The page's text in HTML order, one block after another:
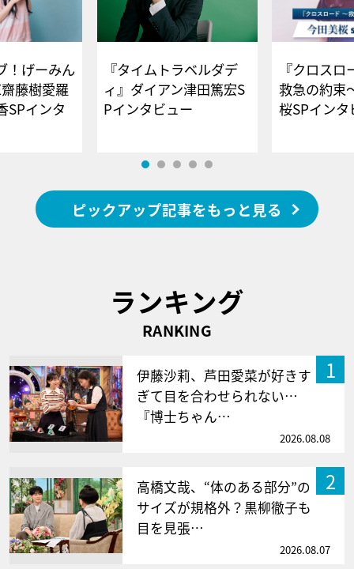
！げーみん
藤樹愛羅
SPインタ
『タイムトラベルダデ
ィ』ダイアン津田篤宏S
Pインタビュー
『クロス
救急の約束
桜SPイ
ピックアップ記事をもっと見る
ランキング
RANKING
1
伊藤沙莉、芦田愛菜が好きす
ぎて目を合わせられない…
『博士ちゃん…
2026.08.08
2
高橋文哉、“体のある部分”の
サイズが規格外？黒柳徹子も
目を見張…
2026.08.07